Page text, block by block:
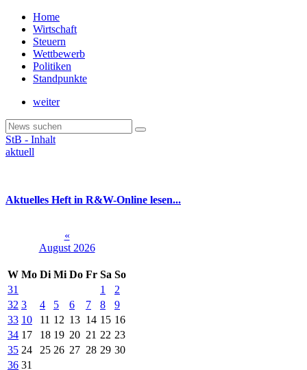
Home
Wirtschaft
Steuern
Wettbewerb
Politiken
Standpunkte
weiter
StB - Inhalt
aktuell
Aktuelles Heft in R&W-Online lesen...
«
August 2026
W Mo Di Mi Do Fr Sa So
31
1
2
32 3 4 5 6 7 8
9
33 10 11 12 13 14 15 16
34 17 18 19 20 21 22 23
35 24 25 26 27 28 29 30
36 31